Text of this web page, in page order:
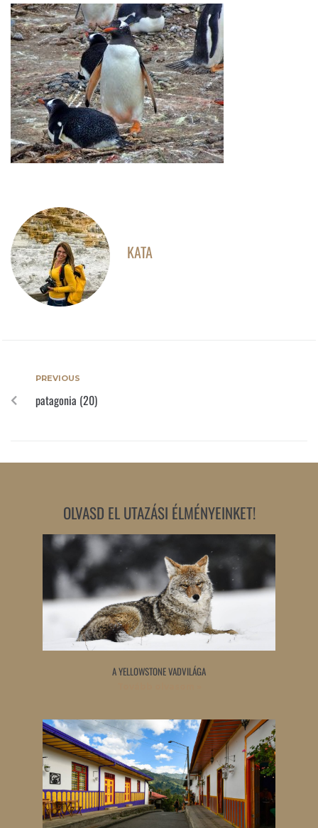
KATA
PREVIOUS
patagonia (20)
OLVASD EL UTAZÁSI ÉLMÉNYEINKET!
A YELLOWSTONE VADVILÁGA